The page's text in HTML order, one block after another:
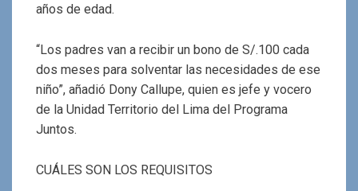
años de edad.
“Los padres van a recibir un bono de S/.100 cada
dos meses para solventar las necesidades de ese
niño”, añadió Dony Callupe, quien es jefe y vocero
de la Unidad Territorio del Lima del Programa
Juntos.
CUÁLES SON LOS REQUISITOS